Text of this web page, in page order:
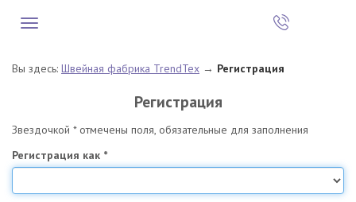
Вы здесь: Швейная фабрика TrendTex → Регистрация
Регистрация
Звездочкой * отмечены поля, обязательные для заполнения
Регистрация как *